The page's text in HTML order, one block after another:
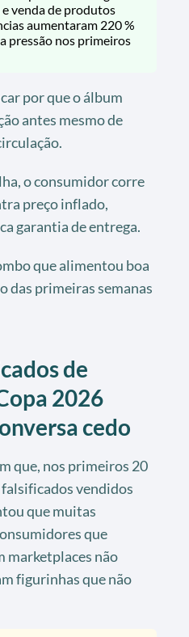
venda de produtos
aumentaram 220 %
pressão nos primeiros
por que o álbum
antes mesmo de
o consumidor corre
preço inflado,
garantia de entrega.
que alimentou boa
das primeiras semanas
de
2026
cedo
que, nos primeiros 20
vendidos
que muitas
que
marketplaces não
figurinhas que não